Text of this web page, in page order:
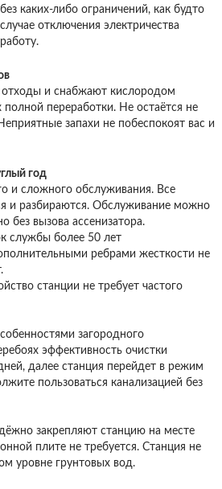
каких-либо ограничений, как будто
отключения электричества
отходы и снабжают кислородом
переработки. Не остаётся не
запахи не побеспокоят вас и
год
и сложного обслуживания. Все
и разбираются. Обслуживание можно
без вызова ассенизатора.
службы более 50 лет
ребрами жесткости не
станции не требует частого
загородного
эффективность очистки
далее станция перейдет в режим
пользоваться канализацией без
закрепляют станцию на месте
плите не требуется. Станция не
уровне грунтовых вод.